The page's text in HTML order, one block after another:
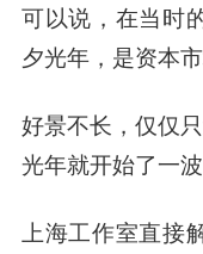
可以说，在当时
夕光年，是资本
好景不长，仅仅
光年就开始了一波
上海工作室直接